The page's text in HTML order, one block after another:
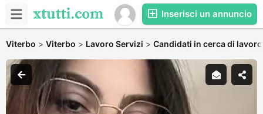
Inserisci un annuncio
Viterbo > Viterbo > Lavoro Servizi > Candidati in cerca di lavoro